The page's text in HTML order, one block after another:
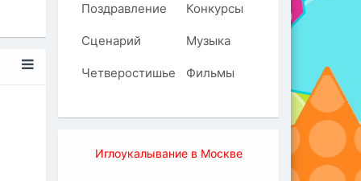
Поздравление
Сценарий
Четверостишье
Конкурсы
Музыка
Фильмы
Иглоукалывание в Москве